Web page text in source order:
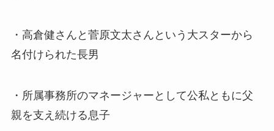
・高倉健さんと菅原文太さんという大スターから
名付けられた長男
・所属事務所のマネージャーとして公私ともに父
親を支え続ける息子